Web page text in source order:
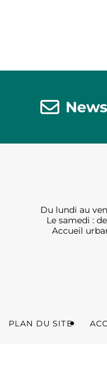
Du lundi au
Le samedi :
Accueil
PLAN DU SITE